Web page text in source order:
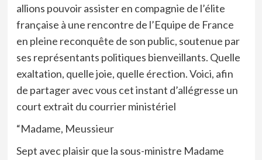
allions pouvoir assister en compagnie de l’élite
française à une rencontre de l’Equipe de France
en pleine reconquête de son public, soutenue par
ses représentants politiques bienveillants. Quelle
exaltation, quelle joie, quelle érection. Voici, afin
de partager avec vous cet instant d’allégresse un
court extrait du courrier ministériel
“Madame, Meussieur
Sept avec plaisir que la sous-ministre Madame